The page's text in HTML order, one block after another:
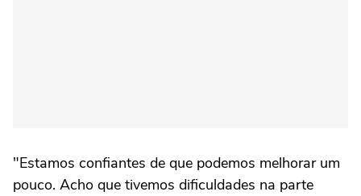
"Estamos confiantes de que podemos melhorar um
pouco. Acho que tivemos dificuldades na parte